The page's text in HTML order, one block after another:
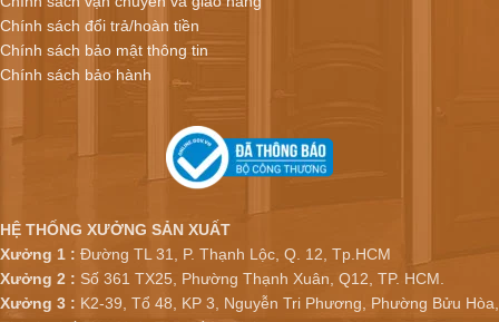
Chính sách đổi trả/hoàn tiền
Chính sách bảo mật thông tin
Chính sách bảo hành
HỆ THỐNG XƯỞNG SẢN XUẤT
Xưởng 1 : Đường TL 31, P. Thạnh Lộc, Q. 12, Tp.HCM
Xưởng 2 : Số 361 TX25, Phường Thạnh Xuân, Q12, TP. HCM.
Xưởng 3 : K2-39, Tổ 48, KP 3, Nguyễn Tri Phương, Phường Bửu Hòa,